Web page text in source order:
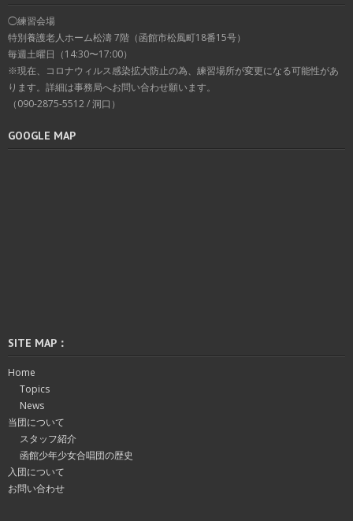
◯練習会場
特別養護老人ホーム松濤 7階（函館市松風町18番15号）
毎週土曜日（14:30〜17:00）
※現在、コロナウィルス感染拡大防止の為、練習場所が変更になる可能性があ
ります。詳細は事務局へお問い合わせ願います。
（090-2875-5512 / 洞口）
GOOGLE MAP
SITE MAP：
Home
Topics
News
当団について
スタッフ紹介
函館少年少女合唱団の歴史
入団について
お問い合わせ